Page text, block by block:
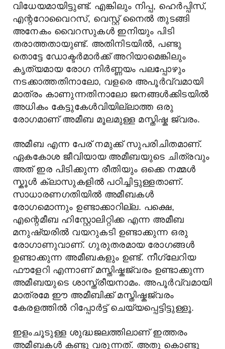
വിധേയമായിട്ടുണ്ട്. എങ്കിലും നിപ്പ, ഹെർപ്പിസ്,
എന്ററോവൈറസ്, വെസ്റ്റ് നൈൽ തുടങ്ങി
അനേകം വൈറസുകൾ ഇനിയും പിടി
തരാത്തതായുണ്ട്. അതിനിടയിൽ, പണ്ടു
തൊട്ടേ ഡോക്ടർമാർക്ക് അറിയാമെങ്കിലും
കൃത്യമായ രോഗ നിർണ്ണയം പലപ്പോഴും
നടക്കാത്തതിനാലോ, വളരെ അപൂർവ്വമായി
മാത്രം കാണുന്നതിനാലോ ജനങ്ങൾക്കിടയിൽ
അധികം കേട്ടുകേൾവിയില്ലാത്ത ഒരു
രോഗമാണ് അമീബ മൂലമുള്ള മസ്തിഷ്ക ജ്വരം.
അമീബ എന്ന പേര് നമുക്ക് സുപരിചിതമാണ്.
ഏകകോശ ജീവിയായ അമീബയുടെ ചിത്രവും
അത് ഇര പിടിക്കുന്ന രീതിയും ഒക്കെ നമ്മൾ
സ്കൂൾ ക്ലാസുകളിൽ പഠിച്ചിട്ടുള്ളതാണ്.
സാധാരണഗതിയിൽ അമീബകൾ
രോഗമൊന്നും ഉണ്ടാക്കാറില്ല. പക്ഷെ,
എന്റെമീബ ഹിസ്റ്റോലിറ്റിക്ക എന്ന അമീബ
മനുഷ്യരിൽ വയറുകടി ഉണ്ടാക്കുന്ന ഒരു
രോഗാണുവാണ്. ഗുരുതരമായ രോഗങ്ങൾ
ഉണ്ടാക്കുന്ന അമീബകളും ഉണ്ട്. നീഗ്ലേറിയ
ഫൗളേറി എന്നാണ് മസ്തിഷ്കജ്വരം ഉണ്ടാക്കുന്ന
അമീബയുടെ ശാസ്ത്രീയനാമം. അപൂർവ്വമായി
മാത്രമേ ഈ അമീബിക്ക് മസ്തിഷ്കജ്വരം
കേരളത്തിൽ റിപ്പോർട്ട് ചെയ്യപ്പെട്ടിട്ടുള്ളൂ.
ഇളംചൂടുള്ള ശുദ്ധജലത്തിലാണ് ഇത്തരം
അമീബകൾ കണ്ടു വരുന്നത്. അതു കൊണ്ടു